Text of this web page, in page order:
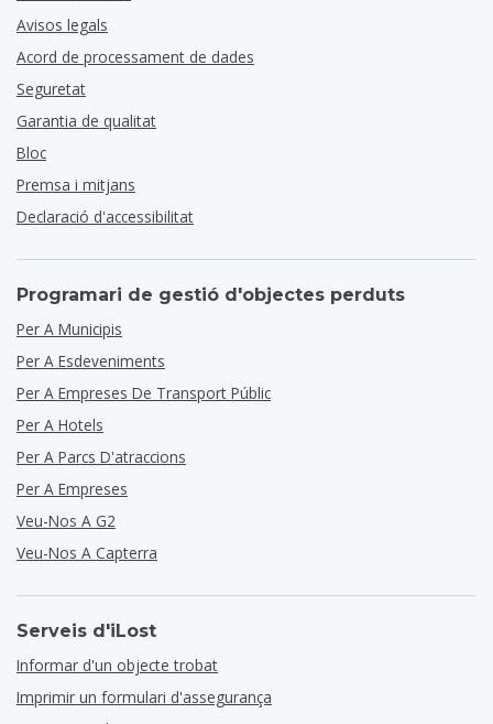
Avisos legals
Acord de processament de dades
Seguretat
Garantia de qualitat
Bloc
Premsa i mitjans
Declaració d'accessibilitat
Programari de gestió d'objectes perduts
Per A Municipis
Per A Esdeveniments
Per A Empreses De Transport Públic
Per A Hotels
Per A Parcs D'atraccions
Per A Empreses
Veu-Nos A G2
Veu-Nos A Capterra
Serveis d'iLost
Informar d'un objecte trobat
Imprimir un formulari d'assegurança